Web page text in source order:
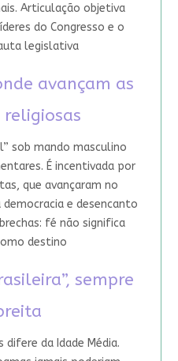
Articulação objetiva
do Congresso e o
legislativa
avançam as
religiosas
sob mando masculino
É incentivada por
que avançaram no
e desencanto
fé não significa
destino
sempre
difere da Idade Média.